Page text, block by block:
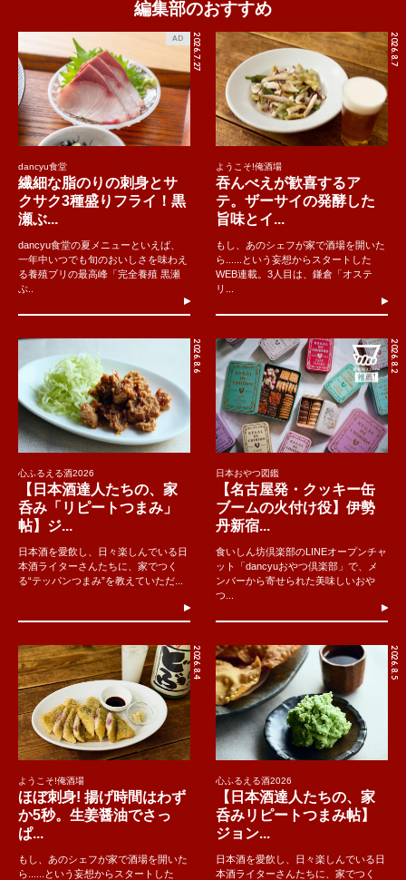
編集部のおすすめ
2026.7.27
AD
dancyu食堂
繊細な脂のりの刺身とサ
クサク3種盛りフライ！黒
瀬ぶ...
dancyu食堂の夏メニューといえば、
一年中いつでも旬のおいしさを味わえ
る養殖ブリの最高峰「完全養殖 黒瀬
ぶ..
2026.8.7
ようこそ!俺酒場
吞んべえが歓喜するア
テ。ザーサイの発酵した
旨味とイ...
もし、あのシェフが家で酒場を開いた
ら......という妄想からスタートした
WEB連載。3人目は、鎌倉「オステ
リ...
2026.8.6
心ふるえる酒2026
【日本酒達人たちの、家
呑み「リピートつまみ」
帖】ジ...
日本酒を愛飲し、日々楽しんでいる日
本酒ライターさんたちに、家でつく
る“テッパンつまみ”を教えていただ...
2026.8.2
日本おやつ図鑑
【名古屋発・クッキー缶
ブームの火付け役】伊勢
丹新宿...
食いしん坊倶楽部のLINEオープンチャ
ット「dancyuおやつ倶楽部」で、メ
ンバーから寄せられた美味しいおや
つ...
2026.8.4
ようこそ!俺酒場
ほぼ刺身! 揚げ時間はわず
か5秒。生姜醤油でさっ
ぱ...
もし、あのシェフが家で酒場を開いた
ら......という妄想からスタートした
2026.8.5
心ふるえる酒2026
【日本酒達人たちの、家
呑みリピートつまみ帖】
ジョン...
日本酒を愛飲し、日々楽しんでいる日
本酒ライターさんたちに、家でつく